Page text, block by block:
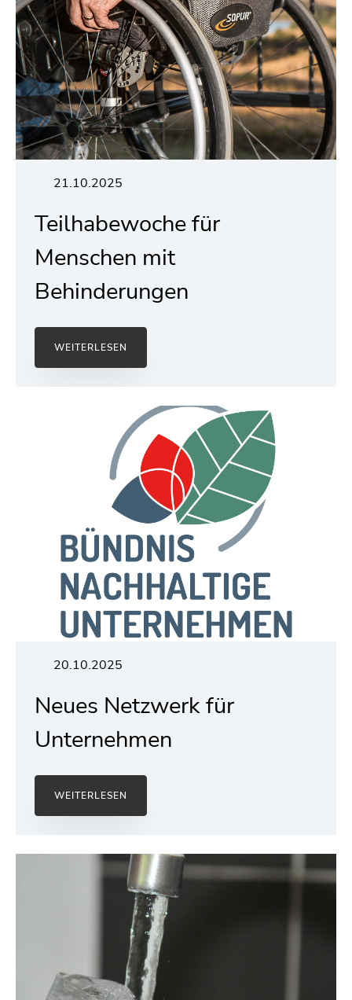
21.10.2025
Teilhabewoche für
Menschen mit
Behinderungen
WEITERLESEN
20.10.2025
Neues Netzwerk für
Unternehmen
WEITERLESEN